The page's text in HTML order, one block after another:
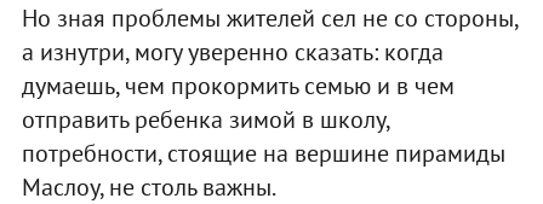
Но зная проблемы жителей сел не со стороны,
а изнутри, могу уверенно сказать: когда
думаешь, чем прокормить семью и в чем
отправить ребенка зимой в школу,
потребности, стоящие на вершине пирамиды
Маслоу, не столь важны.